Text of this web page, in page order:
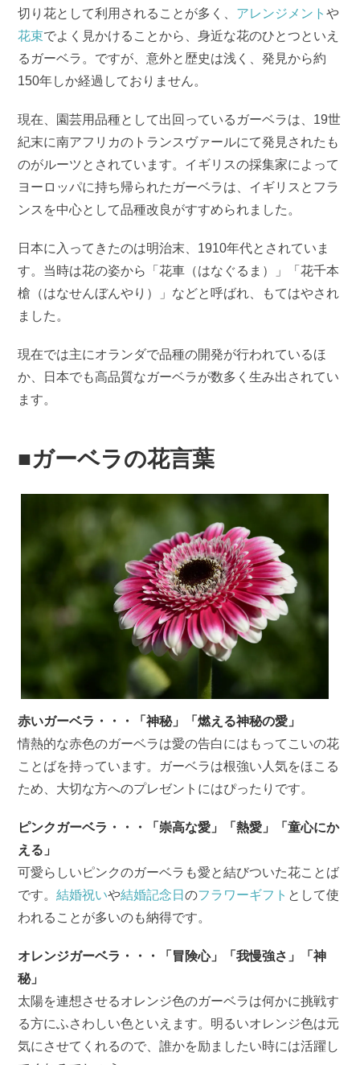
切り花として利用されることが多く、 アレンジメントや
花束でよく見かけることから、身近な花のひとつといえ
るガーベラ。ですが、意外と歴史は浅く、発見から約
150年しか経過しておりません。
現在、園芸用品種として出回っているガーベラは、19世
紀末に南アフリカのトランスヴァールにて発見されたも
のがルーツとされています。イギリスの採集家によって
ヨーロッパに持ち帰られたガーベラは、イギリスとフラ
ンスを中心として品種改良がすすめられました。
日本に入ってきたのは明治末、1910年代とされていま
す。当時は花の姿から「花車（はなぐるま）」「花千本
槍（はなせんぼんやり）」などと呼ばれ、もてはやされ
ました。
現在では主にオランダで品種の開発が行われているほ
か、日本でも高品質なガーベラが数多く生み出されてい
ます。
■ガーベラの花言葉
赤いガーベラ・・・「神秘」「燃える神秘の愛」
情熱的な赤色のガーベラは愛の告白にはもってこいの花
ことばを持っています。ガーベラは根強い人気をほこる
ため、大切な方へのプレゼントにはぴったりです。
ピンクガーベラ・・・「崇高な愛」「熱愛」「童心にか
える」
可愛らしいピンクのガーベラも愛と結びついた花ことば
です。結婚祝いや結婚記念日のフラワーギフト として使
われることが多いのも納得です。
オレンジガーベラ・・・「冒険心」「我慢強さ」「神
秘」
太陽を連想させるオレンジ色のガーベラは何かに挑戦す
る方にふさわしい色といえます。明るいオレンジ色は元
気にさせてくれるので、誰かを励ましたい時には活躍し